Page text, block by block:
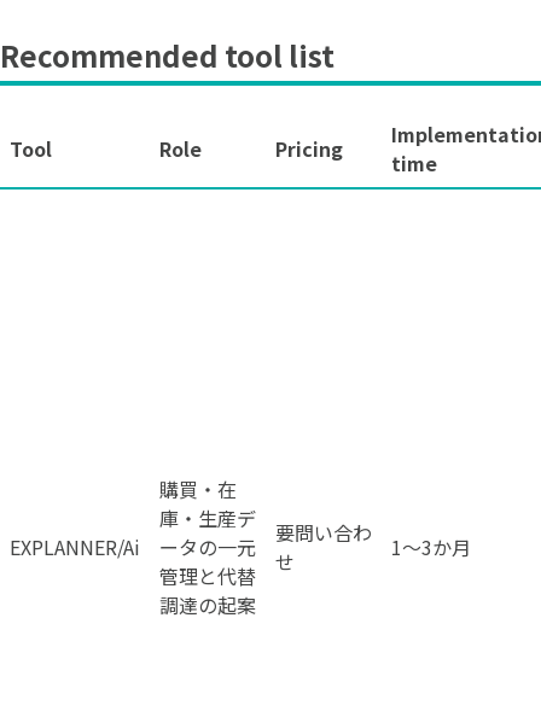
Recommended tool list
Tool Role Pricing
time
EXPLANNER/Ai
購買・在
庫・生産デ
ータの一元
管理と代替
調達の起案
要問い合わ
せ
1〜3か月